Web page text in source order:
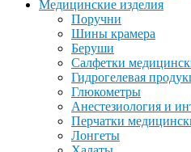
Медицинские изделия
Поручни
Шины крамера
Беруши
Салфетки
Гидрогелевая
Глюкометры
Анестезиология и
Перчатки
Лонгеты